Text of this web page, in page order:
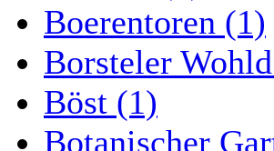
Boerentoren (1)
Borsteler
Böst (1)
Botanischer